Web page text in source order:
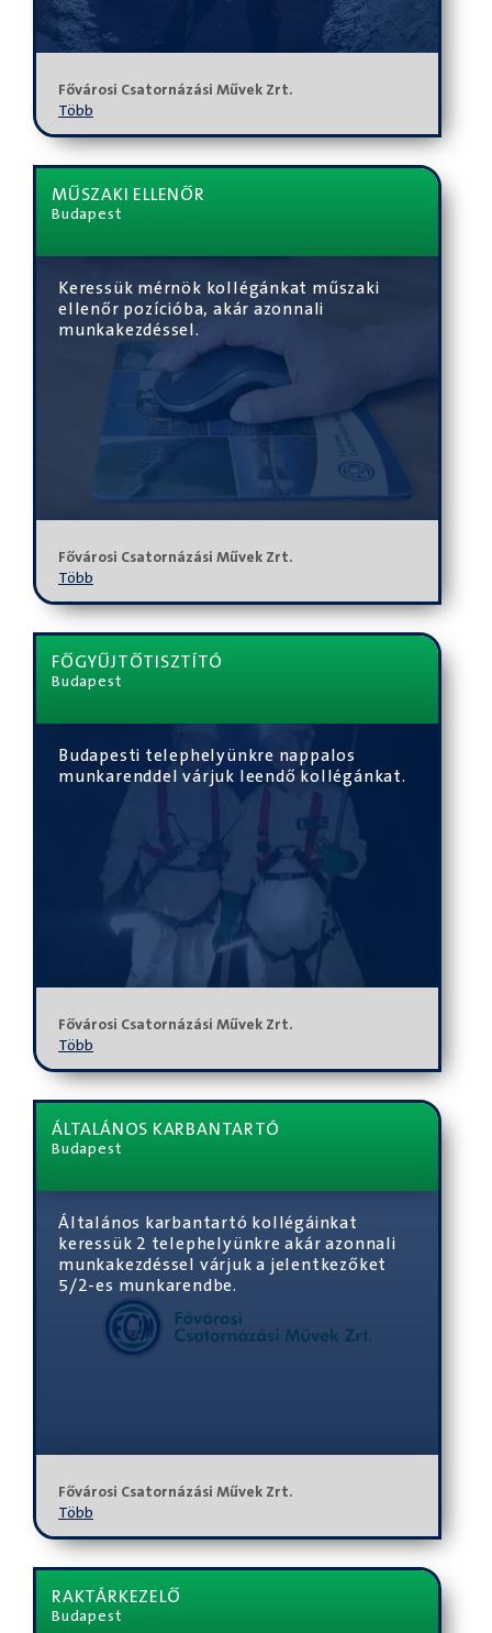
Fővárosi Csatornázási Művek Zrt.
Több
MŰSZAKI ELLENŐR
Budapest
Keressük mérnök kollégánkat műszaki
ellenőr pozícióba, akár azonnali
munkakezdéssel.
Fővárosi Csatornázási Művek Zrt.
Több
FŐGYŰJTŐTISZTÍTÓ
Budapest
Budapesti telephelyünkre nappalos
munkarenddel várjuk leendő kollégánkat.
Fővárosi Csatornázási Művek Zrt.
Több
ÁLTALÁNOS KARBANTARTÓ
Budapest
Általános karbantartó kollégáinkat
keressük 2 telephelyünkre akár azonnali
munkakezdéssel várjuk a jelentkezőket
5/2-es munkarendbe.
Fővárosi Csatornázási Művek Zrt.
Több
RAKTÁRKEZELŐ
Budapest